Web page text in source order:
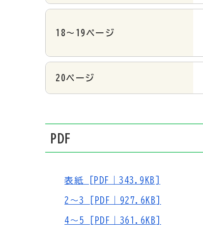
18～19ページ
20ページ
PDF
表紙 [PDF｜343.9KB]
2～3 [PDF｜927.6KB]
4～5 [PDF｜361.6KB]